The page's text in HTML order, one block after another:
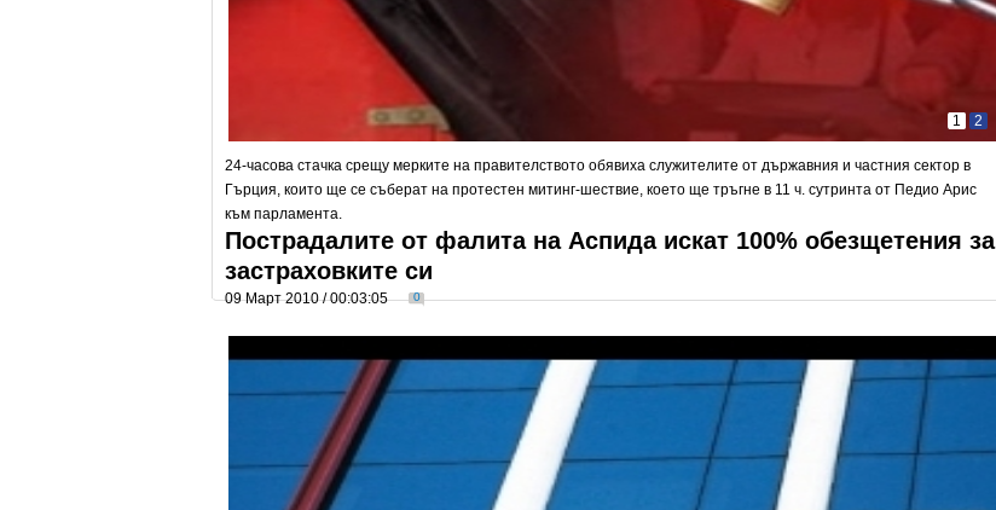
2
1
24-часова стачка срещу мерките на правителството обявиха служителите от държавния и частния сектор в
Гърция, които ще се съберат на протестен митинг-шествие, което ще тръгне в 11 ч. сутринта от Педио Арис
към парламента.
Пострадалите от фалита на Аспида искат 100% обезщетения за
застраховките си
09 Март 2010 / 00:03:05 0